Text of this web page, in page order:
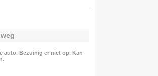
auto. Bezuinig er niet op. Kan